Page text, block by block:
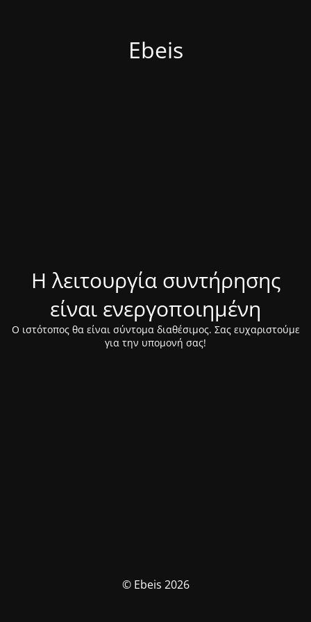
Ebeis
Η λειτουργία συντήρησης
είναι ενεργοποιημένη
Ο ιστότοπος θα είναι σύντομα διαθέσιμος. Σας ευχαριστούμε
για την υπομονή σας!
© Ebeis 2026